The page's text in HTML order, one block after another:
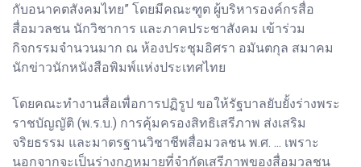
กับอนาคตสังคมไทย” โดยมีคณะฑูต ผู้บริหารองค์กรสื่อ
สื่อมวลชน นักวิชาการ และภาคประชาสังคม เข้าร่วม
กิจกรรมจำนวนมาก ณ ห้องประชุมอิศรา อมันตกุล สมาคม
นักข่าวนักหนังสือพิมพ์แห่งประเทศไทย
โดยคณะทำงานสื่อเพื่อการปฏิรูป ขอให้รัฐบาลยับยั้งร่างพระ
ราชบัญญัติ (พ.ร.บ.) การคุ้มครองสิทธิเสรีภาพ ส่งเสริม
จริยธรรม และมาตรฐานวิชาชีพสื่อมวลชน พ.ศ. ... เพราะ
นอกจากจะเป็นร่างกฎหมายที่จำกัดเสรีภาพของสื่อมวลชน